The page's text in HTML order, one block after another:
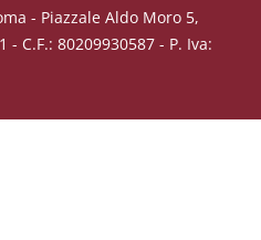
- Piazzale Aldo Moro 5,
- C.F.: 80209930587 - P. Iva: